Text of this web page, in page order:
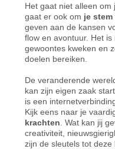
Het gaat niet alleen
gaat er ook om je
geven aan de kansen
flow en avontuur. Het
gewoontes kweken en
doelen bereiken.
De veranderende
kan zijn eigen zaak
is een
Kijk eens naar je
krachten . Wat kan jij
creativiteit,
zijn de sleutels tot deze